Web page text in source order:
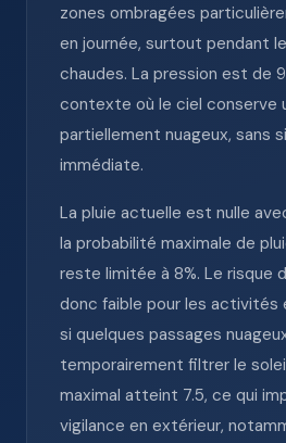
zones ombragées
en journée, surtout pendant
chaudes. La pression est de
contexte où le ciel conserve
partiellement nuageux, sans
immédiate.
La pluie actuelle est nulle
la probabilité maximale de
reste limitée à 8%. Le risque
donc faible pour les activités
si quelques passages
temporairement filtrer le
maximal atteint 7.5, ce qui
vigilance en extérieur,